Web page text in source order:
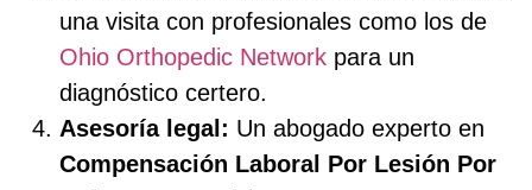
una visita con profesionales como los de
Ohio Orthopedic Network para un
diagnóstico certero.
Asesoría legal: Un abogado experto en
Compensación Laboral Por Lesión Por